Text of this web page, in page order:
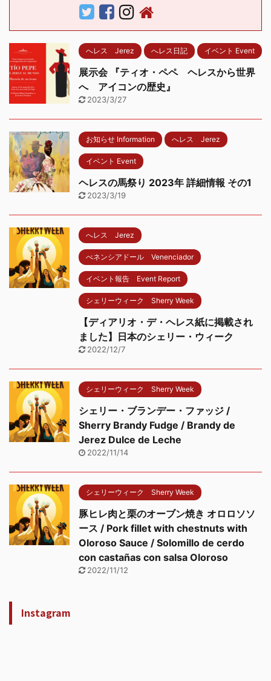
へレス Jerez へレス日記 イベント Event
展示会 『ティオ・ペペ ヘレスから世界
へ アイコンの歴史』
2023/3/27
お知らせ Information へレス Jerez
イベント Event
ヘレスの馬祭り 2023年 詳細情報 その1
2023/3/19
へレス Jerez
べネンシアドール Venenciador
イベント報告 Event Report
シェリーウィーク Sherry Week
【ディアリオ・デ・ヘレス紙に掲載され
ました】日本のシェリー・ウィーク
2022/12/7
シェリーウィーク Sherry Week
シェリー・ブランデー・ファッジ /
Sherry Brandy Fudge / Brandy de
Jerez Dulce de Leche
2022/11/14
シェリーウィーク Sherry Week
豚ヒレ肉と栗のオーブン焼き オロロソソ
ース / Pork fillet with chestnuts with
Oloroso Sauce / Solomillo de cerdo
con castañas con salsa Oloroso
2022/11/12
Instagram